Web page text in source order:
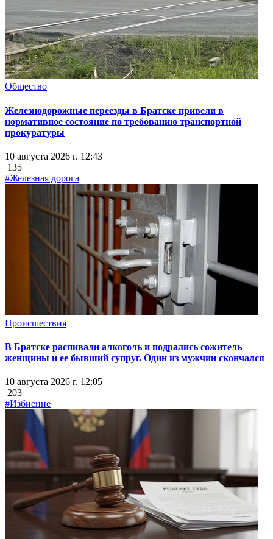
Общество
Железнодорожные переезды в Братске привели в
нормативное состояние по требованию транспортной
прокуратуры
10 августа 2026 г. 12:43
135
#Железная дорога
Происшествия
В Братске распивали алкоголь и подрались сожитель
женщины и ее бывший супруг. Один из мужчин скончался
10 августа 2026 г. 12:05
203
#Избиение